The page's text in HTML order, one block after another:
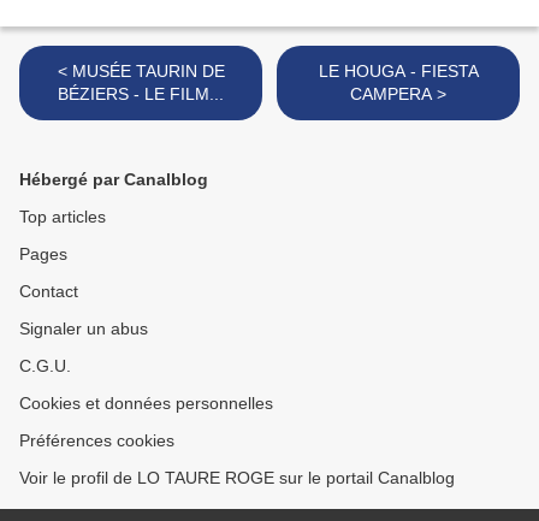
< MUSÉE TAURIN DE
BÉZIERS - LE FILM...
LE HOUGA - FIESTA
CAMPERA >
Hébergé par Canalblog
Top articles
Pages
Contact
Signaler un abus
C.G.U.
Cookies et données personnelles
Préférences cookies
Voir le profil de LO TAURE ROGE sur le portail Canalblog